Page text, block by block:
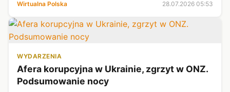
Wirtualna Polska 28.07.2026 05:53
WYDARZENIA
Afera korupcyjna w Ukrainie, zgrzyt w ONZ.
Podsumowanie nocy